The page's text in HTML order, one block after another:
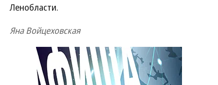
Ленобласти.
Яна Войцеховская